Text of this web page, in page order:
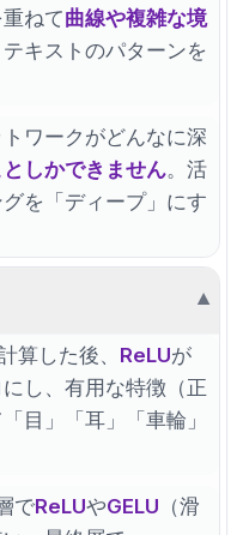
ねて曲線や複雑な境
キストのパターンを
ワークがどんなに深
しかできません。活
を「ディープ」にす
▼
算した後、 ReLUが
し、有用な特徴（正
目」「耳」「車輪」
でReLUやGELU （滑